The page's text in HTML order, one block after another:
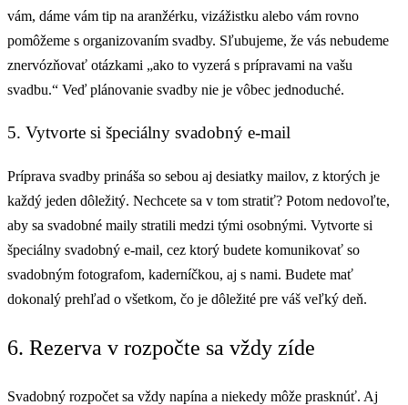
vám, dáme vám tip na aranžérku, vizážistku alebo vám rovno
pomôžeme s organizovaním svadby. Sľubujeme, že vás nebudeme
znervózňovať otázkami „ako to vyzerá s prípravami na vašu
svadbu.“ Veď plánovanie svadby nie je vôbec jednoduché.
5. Vytvorte si špeciálny svadobný e-mail
Príprava svadby prináša so sebou aj desiatky mailov, z ktorých je
každý jeden dôležitý. Nechcete sa v tom stratiť? Potom nedovoľte,
aby sa svadobné maily stratili medzi tými osobnými. Vytvorte si
špeciálny svadobný e-mail, cez ktorý budete komunikovať so
svadobným fotografom, kaderníčkou, aj s nami. Budete mať
dokonalý prehľad o všetkom, čo je dôležité pre váš veľký deň.
6. Rezerva v rozpočte sa vždy zíde
Svadobný rozpočet sa vždy napína a niekedy môže prasknúť. Aj